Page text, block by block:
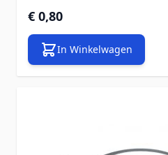
€ 0,80
In Winkelwagen